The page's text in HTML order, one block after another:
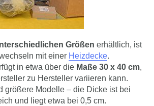
Größen erhältlich, ist
mit einer Heizdecke.
in etwa über die Maße 30 x 40 cm,
zu Hersteller variieren kann.
größere Modelle – die Dicke ist bei
und liegt etwa bei 0,5 cm.